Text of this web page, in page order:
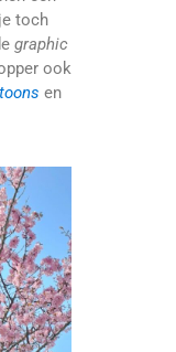
toch
graphic
ook
en